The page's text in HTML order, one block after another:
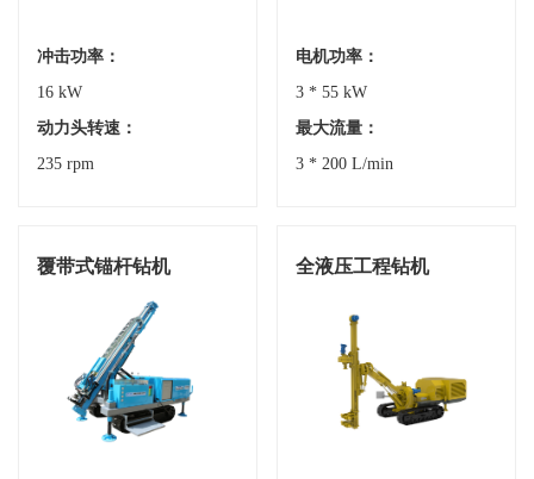
冲击功率：
16 kW
动力头转速：
235 rpm
电机功率：
3 * 55 kW
最大流量：
3 * 200 L/min
覆带式锚杆钻机 全液压工程钻机